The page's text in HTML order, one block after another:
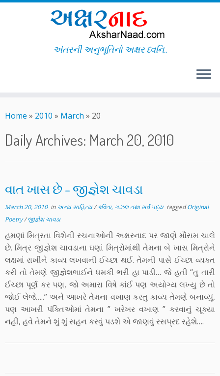
to
અંતરની અનુભૂતિનો અક્ષર ધ્વનિ..
Home » 2010 » March » 20
Daily Archives: March 20, 2010
વાત ખાસ છે – જીજ્ઞેશ ચાવડા
March 20, 2010in અન્ય સાહિત્ય/કવિતા, ગઝલ તથા સર્વ પદ્ય taggedOriginal
Poetry/જીજ્ઞેશ ચાવડા
હમણાં મિત્રતા વિશેની રચનાઓની અક્ષરનાદ પર જાણે મૌસમ ચાલે
છે. મિત્ર જીજ્ઞેશ ચાવડાના ઘણાં મિત્રોમાંથી તેમના બે ખાસ મિત્રોને
લક્ષમાં રાખીને કાવ્ય લખવાની ઈચ્છા થઈ. તેમની પાસે ઈચ્છા વ્યક્ત
કરી તો તેમણે જીજ્ઞેશભાઈને ધમકી ભરી હા પાડી… જે હતી “તુ તારી
ઈચ્છા પૂર્ણ કર પણ, જો અમારા વિષે કાંઈ પણ અયોગ્ય લખ્યુ છે તો
જોઈ લેજે…..” અને આખરે તેમના વખાણ કરતુ કાવ્ય તેમણે બનાવ્યું,
પણ આખરી પંક્તિઓમાં તેમના ” ખરેખર વખાણ ” કરવાનું ચૂક્યા
નહીં, હવે તેમને શું શું સહન કરવું પડશે એ જાણવું રસપ્રદ રહેશે….